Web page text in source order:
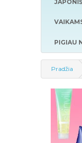
PIGIAU
Pradžia